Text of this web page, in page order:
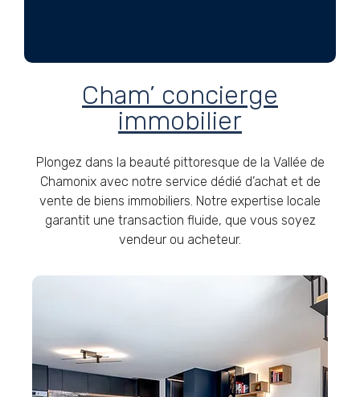
Cham’ concierge
immobilier
Plongez dans la beauté pittoresque de la Vallée de
Chamonix avec notre service dédié d’achat et de
vente de biens immobiliers. Notre expertise locale
garantit une transaction fluide, que vous soyez
vendeur ou acheteur.